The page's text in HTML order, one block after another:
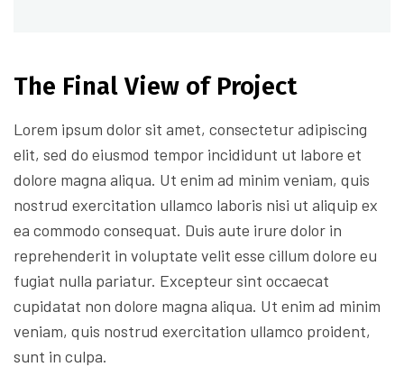
The Final View of Project
Lorem ipsum dolor sit amet, consectetur adipiscing
elit, sed do eiusmod tempor incididunt ut labore et
dolore magna aliqua. Ut enim ad minim veniam, quis
nostrud exercitation ullamco laboris nisi ut aliquip ex
ea commodo consequat. Duis aute irure dolor in
reprehenderit in voluptate velit esse cillum dolore eu
fugiat nulla pariatur. Excepteur sint occaecat
cupidatat non dolore magna aliqua. Ut enim ad minim
veniam, quis nostrud exercitation ullamco proident,
sunt in culpa.